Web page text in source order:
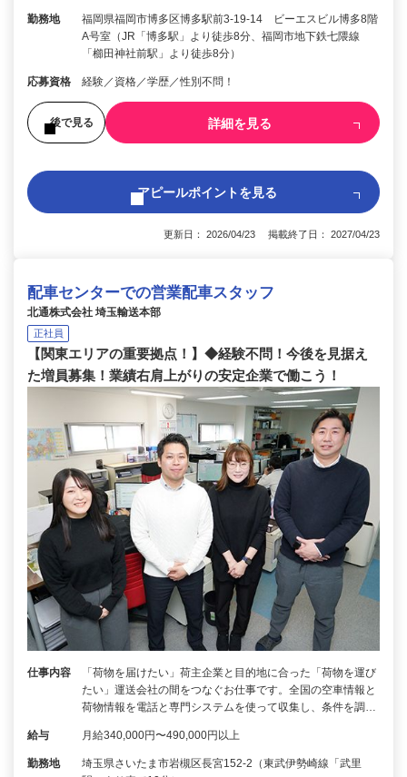
勤務地
福岡県福岡市博多区博多駅前3-19-14 ビーエスビル博多8階
A号室（JR「博多駅」より徒歩8分、福岡市地下鉄七隈線
「櫛田神社前駅」より徒歩8分）
応募資格 経験／資格／学歴／性別不問！
後で見る 詳細を見る
アピールポイントを見る
更新日： 2026/04/23 掲載終了日： 2027/04/23
配車センターでの営業配車スタッフ
北通株式会社 埼玉輸送本部
正社員
【関東エリアの重要拠点！】◆経験不問！今後を見据え
た増員募集！業績右肩上がりの安定企業で働こう！
仕事内容
「荷物を届けたい」荷主企業と目的地に合った「荷物を運び
たい」運送会社の間をつなぐお仕事です。全国の空車情報と
荷物情報を電話と専門システムを使って収集し、条件を調…
給与 月給340,000円〜490,000円以上
勤務地
埼玉県さいたま市岩槻区長宮152-2（東武伊勢崎線「武里